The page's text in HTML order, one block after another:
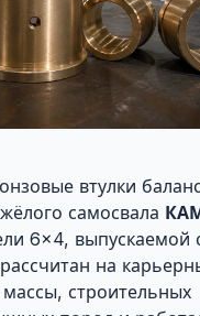
втулки
самосвала
6×4, выпускаемой
на
строительных